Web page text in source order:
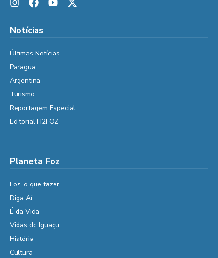
Notícias
Últimas Notícias
Paraguai
Argentina
Turismo
Reportagem Especial
Editorial H2FOZ
Planeta Foz
Foz, o que fazer
Diga Aí
É da Vida
Vidas do Iguaçu
História
Cultura